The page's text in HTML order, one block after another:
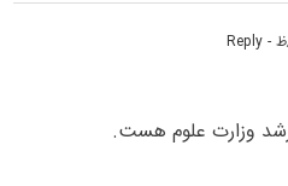
- Reply
وزارت علوم هست.